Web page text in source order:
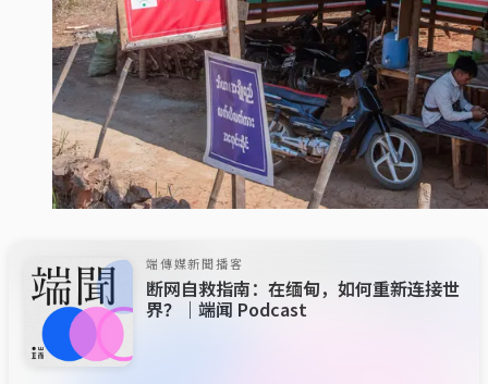
端傳媒新聞播客
断网自救指南：在缅甸，如何重新连接世
界？｜端闻 Podcast